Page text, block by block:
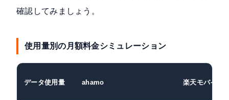
確認してみましょう。
使用量別の月額料金シミュレーション
データ使用量 ahamo 楽天モバイル